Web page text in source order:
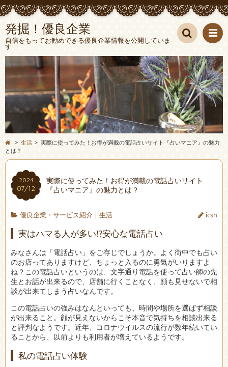
発掘！優良企業
自信をもってお勧めできる優良企業情報を公開していま
す 検索
> 生活 > 実際に使ってみた！お得が満載の電話占いサイト『占いマニア』の魅力
とは？
2024
07/12
実際に使ってみた！お得が満載の電話占いサイト
『占いマニア』の魅力とは？
優良企業・サービス紹介| 生活 icsn
実はハマる人が多い!?安心な電話占い
みなさんは「電話占い」をご存じでしょうか。よく街中でも占い
のお店ってありますけど、ちょっと入るのに勇気がいりますよ
ね？この電話占いというのは、文字通り電話を使って占い師の先
生とお話が出来るので、店舗に行くことなく、顔も見せないで相
談が出来てしまう占いなんです。
この電話占いの強みはなんといっても、時間や場所を選ばず相談
が出来ること。顔が見えないからこそ本音で気持ちを相談出来る
と評判なようです。近年、コロナウイルスの流行が数年続いてい
ることから、以前よりも利用者が増えているようです。
私の電話占い体験